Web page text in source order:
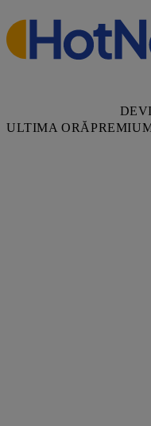
ULTIMA ORĂ